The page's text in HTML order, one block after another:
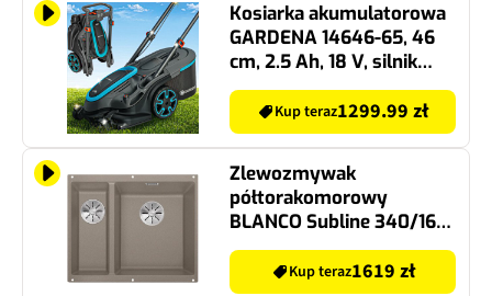
Kosiarka akumulatorowa
GARDENA 14646-65, 46
cm, 2.5 Ah, 18 V, silnik
bezszczotkowy, kosz 50L,
2 akumulatory 2.5 Ah
Kup teraz1299.99 zł
Zlewozmywak
półtorakomorowy
BLANCO Subline 340/160-
U 523565 Tartufo 46 x
Kup teraz1619 zł